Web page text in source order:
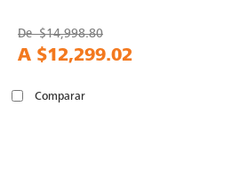
De$14,998.80
A $12,299.02
Comparar